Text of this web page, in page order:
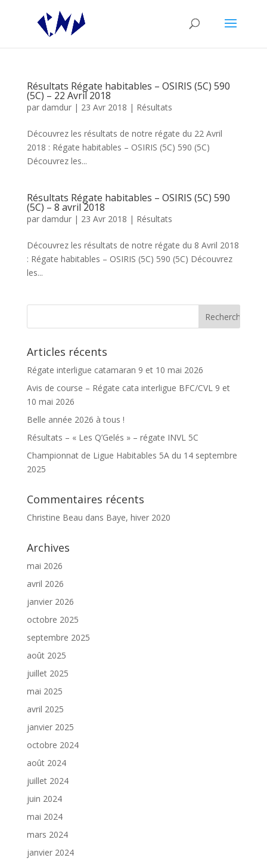
Résultats Régate habitables – OSIRIS (5C) 590
(5C) – 22 Avril 2018
par damdur| 23 Avr 2018 | Résultats
Découvrez les résultats de notre régate du 22 Avril
2018 : Régate habitables – OSIRIS (5C) 590 (5C)
Découvrez les...
Résultats Régate habitables – OSIRIS (5C) 590
(5C) – 8 avril 2018
par damdur| 23 Avr 2018 | Résultats
Découvrez les résultats de notre régate du 8 Avril 2018
: Régate habitables – OSIRIS (5C) 590 (5C) Découvrez
les...
Articles récents
Régate interligue catamaran 9 et 10 mai 2026
Avis de course – Régate cata interligue BFC/CVL 9 et
10 mai 2026
Belle année 2026 à tous !
Résultats – « Les Q’Gelés » – régate INVL 5C
Championnat de Ligue Habitables 5A du 14 septembre
2025
Commentaires récents
Christine Beau dans Baye, hiver 2020
Archives
mai 2026
avril 2026
janvier 2026
octobre 2025
septembre 2025
août 2025
juillet 2025
mai 2025
avril 2025
janvier 2025
octobre 2024
août 2024
juillet 2024
juin 2024
mai 2024
mars 2024
janvier 2024